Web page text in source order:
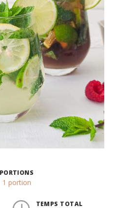
PORTIONS
1 portionParts
TEMPS TOTAL